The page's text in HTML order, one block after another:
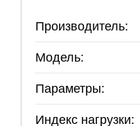
Производитель:
Модель:
Параметры:
Индекс нагрузки: